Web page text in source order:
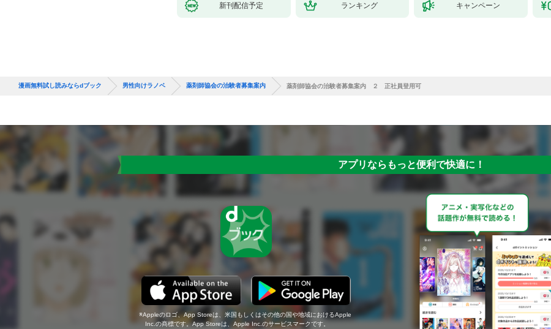
新刊配信予定 ランキング キャンペーン
漫画無料試し読みならdブック 男性向けラノベ 薬剤師協会の治験者募集案内 薬剤師協会の治験者募集案内 ２ 正社員登用可
アプリならもっと便利で快適に！
Appleのロゴ、App Storeは、米国もしくはその他の国や地域におけるApple
Inc.の商標です。App Storeは、Apple Inc.のサービスマークです。